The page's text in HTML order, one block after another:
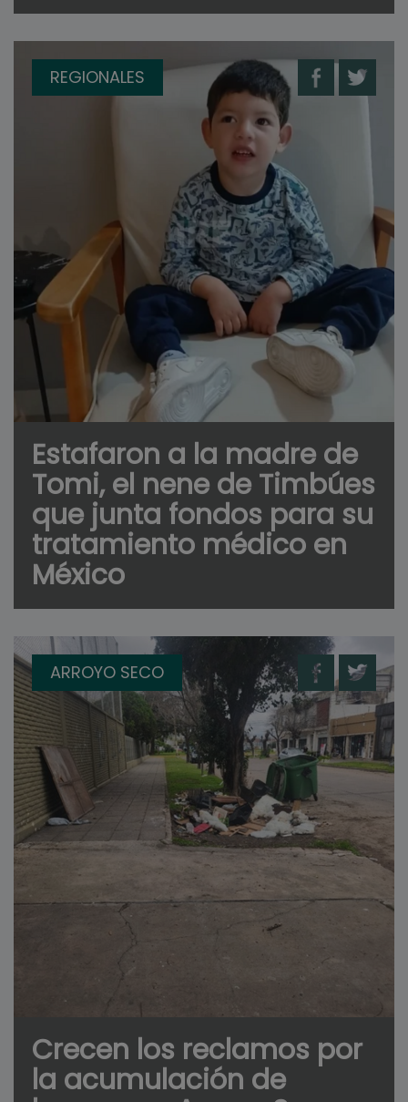
REGIONALES
Estafaron a la madre de
Tomi, el nene de Timbúes
que junta fondos para su
tratamiento médico en
México
ARROYO SECO
Crecen los reclamos por
la acumulación de